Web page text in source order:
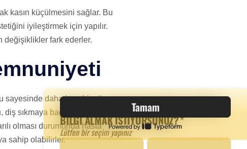
kasın küçülmesini sağlar. Bu
iyileştirmek için yapılır.
değişiklikler fark ederler.
sayesinde daha ince bir yüz
sıkmaya bağlı ağrıların
olması durumunda hasta
sahip olabilirler.